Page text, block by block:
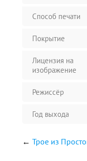
Способ печати
Покрытие
Лицензия на
изображение
Режиссёр
Год выхода
← Трое из